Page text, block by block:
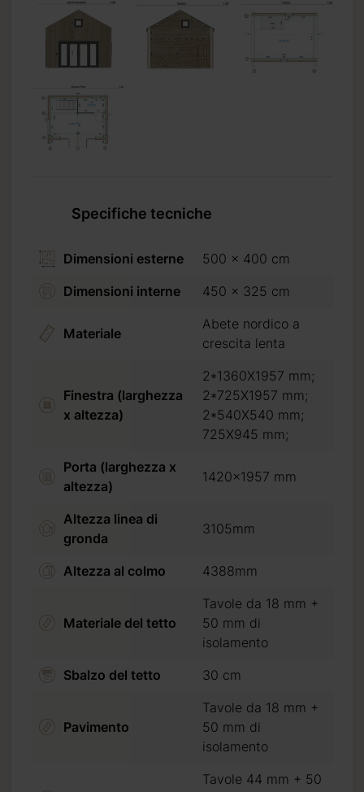
Specifiche tecniche
Dimensioni esterne
500 x 400 cm
Dimensioni interne
450 x 325 cm
Materiale
Abete nordico a
crescita lenta
Finestra (larghezza
x altezza)
2*1360X1957 mm;
2*725X1957 mm;
2*540X540 mm;
725X945 mm;
Porta (larghezza x
altezza)
1420x1957 mm
Altezza linea di
gronda
3105mm
Altezza al colmo 4388mm
Materiale del tetto
Tavole da 18 mm +
50 mm di
isolamento
Sbalzo del tetto
30 cm
Pavimento
Tavole da 18 mm +
50 mm di
isolamento
Tavole 44 mm + 50
bonifico
pagamento.